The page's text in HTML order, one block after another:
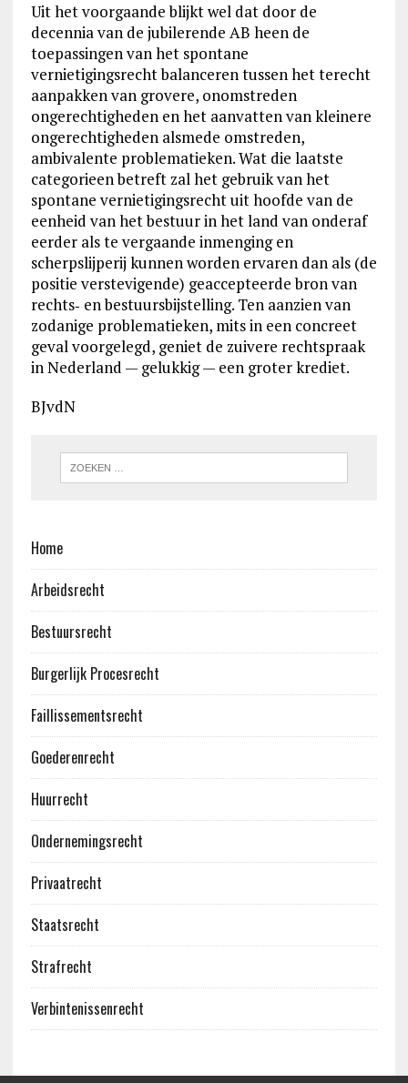
Uit het voorgaande blijkt wel dat door de
decennia van de jubilerende AB heen de
toepassingen van het spontane
vernietigingsrecht balanceren tussen het terecht
aanpakken van grovere, onomstreden
ongerechtigheden en het aanvatten van kleinere
ongerechtigheden alsmede omstreden,
ambivalente problematieken. Wat die laatste
categorieen betreft zal het gebruik van het
spontane vernietigingsrecht uit hoofde van de
eenheid van het bestuur in het land van onderaf
eerder als te vergaande inmenging en
scherpslijperij kunnen worden ervaren dan als (de
positie verstevigende) geaccepteerde bron van
rechts‑ en bestuursbijstelling. Ten aanzien van
zodanige problematieken, mits in een concreet
geval voorgelegd, geniet de zuivere rechtspraak
in Nederland — gelukkig — een groter krediet.
BJvdN
Home
Arbeidsrecht
Bestuursrecht
Burgerlijk Procesrecht
Faillissementsrecht
Goederenrecht
Huurrecht
Ondernemingsrecht
Privaatrecht
Staatsrecht
Strafrecht
Verbintenissenrecht